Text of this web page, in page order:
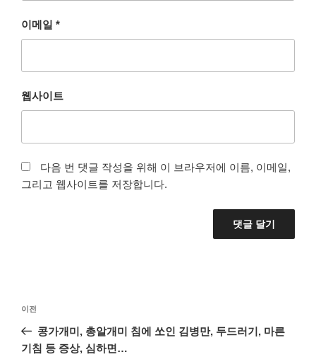
이메일 *
웹사이트
다음 번 댓글 작성을 위해 이 브라우저에 이름, 이메일,
그리고 웹사이트를 저장합니다.
색
이
전
글
이전
콩가개미, 총알개미 침에 쏘인 김병만, 두드러기, 마른
기침 등 증상, 심하면…